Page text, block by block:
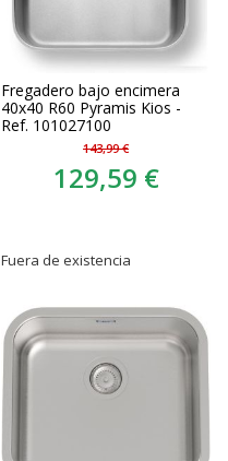
Fregadero bajo encimera
40x40 R60 Pyramis Kios -
Ref. 101027100
143,99 €
129,59 €
Fuera de existencia